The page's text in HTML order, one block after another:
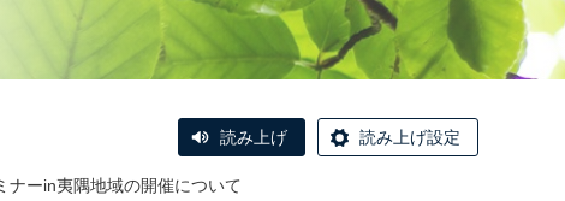
読み上げ 読み上げ設定
ナーin夷隅地域の開催について